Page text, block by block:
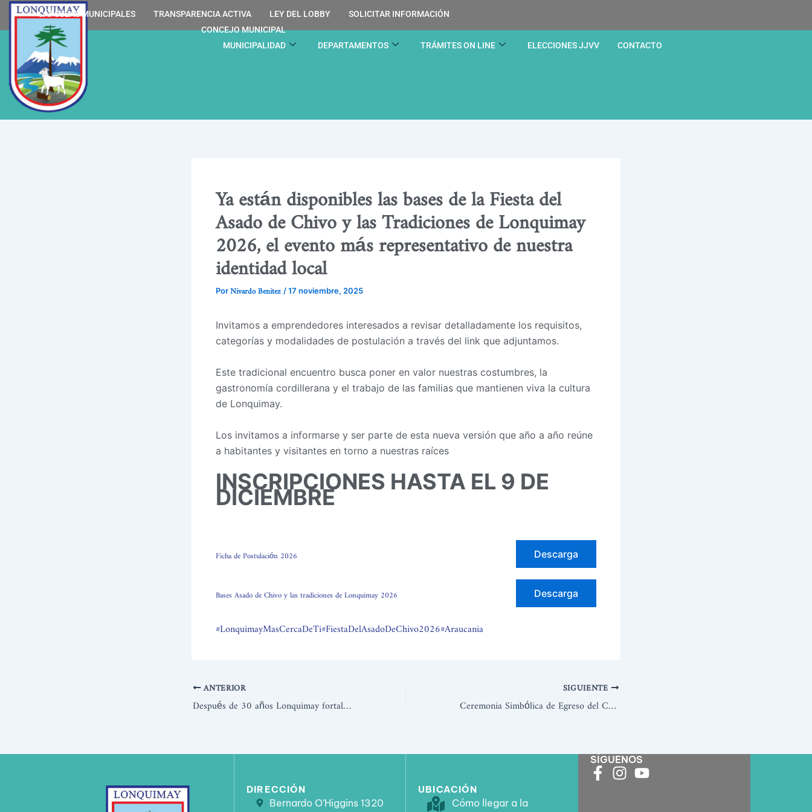
contenido
contenido
CÁPSULAS MUNICIPALES TRANSPARENCIA ACTIVA LEY DEL LOBBY
SOLICITAR INFORMACIÓN
CONCEJO MUNICIPAL
MUNICIPALIDAD
DEPARTAMENTOS TRÁMITES ON LINE ELECCIONES JJVV CONTACTO
Ya están disponibles las bases de la Fiesta del
Asado de Chivo y las Tradiciones de Lonquimay
2026, el evento más representativo de nuestra
identidad local
PorNivardo Benitez /17 noviembre, 2025
Invitamos a emprendedores interesados a revisar detalladamente los requisitos,
categorías y modalidades de postulación a través del link que adjuntamos.
Este tradicional encuentro busca poner en valor nuestras costumbres, la
gastronomía cordillerana y el trabajo de las familias que mantienen viva la cultura
de Lonquimay.
Los invitamos a informarse y ser parte de esta nueva versión que año a año reúne
a habitantes y visitantes en torno a nuestras raíces
INSCRIPCIONES HASTA EL 9 DE
DICIEMBRE
Ficha de Postulación 2026 Descarga
Bases Asado de Chivo y las tradiciones de Lonquimay 2026 Descarga
#LonquimayMasCercaDeTi#FiestaDelAsadoDeChivo2026#Araucania
ANTERIOR
Después de 30 años Lonquimay fortalece su producción forrajera con inversión regional de 640 millones lo que permitirá establecer 350 hectáreas de alfalfa
SIGUIENTE
Ceremonia Simbólica de Egreso del Cuarto Medio A del Liceo Bicentenario Polivalente de Lonquimay
DIRECCIÓN
Bernardo O’Higgins 1320
UBICACIÓN
Cómo llegar a la
SÍGUENOS